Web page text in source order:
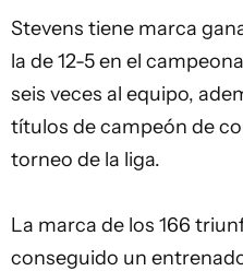
Stevens tiene marca
la de 12-5 en el
seis veces al equipo,
títulos de campeón de
torneo de la liga.
La marca de los 166
conseguido un